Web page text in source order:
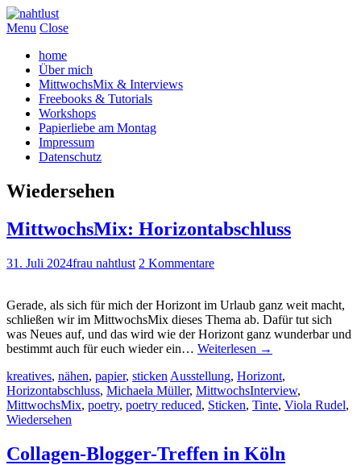
Menu Close
home
Über mich
MittwochsMix & Interviews
Freebooks & Tutorials
Workshops
Papierliebe am Montag
Impressum
Datenschutz
Wiedersehen
MittwochsMix: Horizontabschluss
31. Juli 2024frau nahtlust 2 Kommentare
Gerade, als sich für mich der Horizont im Urlaub ganz weit macht,
schließen wir im MittwochsMix dieses Thema ab. Dafür tut sich
was Neues auf, und das wird wie der Horizont ganz wunderbar und
bestimmt auch für euch wieder ein… Weiterlesen →
kreatives, nähen, papier, sticken Ausstellung, Horizont,
Horizontabschluss, Michaela Müller, MittwochsInterview,
MittwochsMix, poetry, poetry reduced, Sticken, Tinte, Viola Rudel,
Wiedersehen
Collagen-Blogger-Treffen in Köln